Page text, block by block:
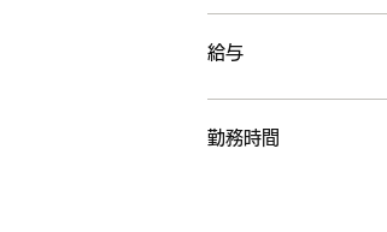
給与
勤務時間